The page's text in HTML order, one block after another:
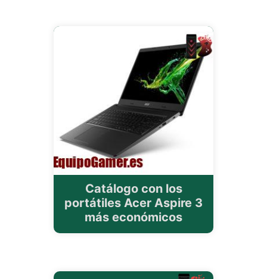
Catálogo con los
portátiles Acer Aspire 3
más económicos